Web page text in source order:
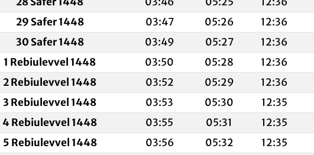
29 Safer 1448 03:47 05:26 12:36
30 Safer 1448 03:49 05:27 12:36
1 Rebiulevvel 1448 03:50 05:28 12:36
2 Rebiulevvel 1448 03:52 05:29 12:36
3 Rebiulevvel 1448 03:53 05:30 12:35
4 Rebiulevvel 1448 03:55 05:31 12:35
5 Rebiulevvel 1448 03:56 05:32 12:35